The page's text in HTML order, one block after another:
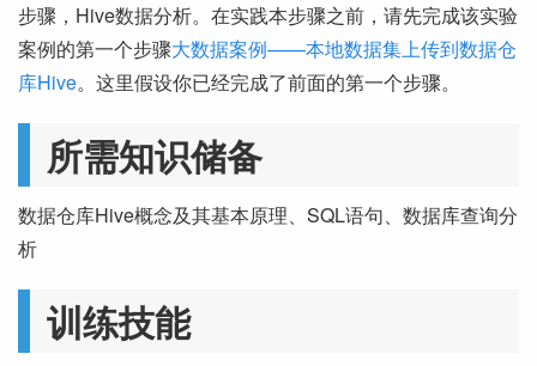
步骤，Hive数据分析。在实践本步骤之前，请先完成该实验
案例的第一个步骤大数据案例——本地数据集上传到数据仓
库Hive。这里假设你已经完成了前面的第一个步骤。
所需知识储备
数据仓库Hive概念及其基本原理、SQL语句、数据库查询分
析
训练技能